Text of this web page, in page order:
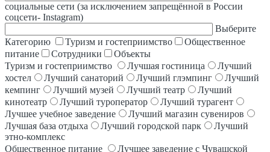
социальные сети (за исключением запрещённой в России
соцсети- Instagram)
Выберите
Категорию
Туризм и гостеприимство
Общественное
питание
Сотрудники
Объекты
Туризм и гостеприимство
Лучшая гостиница
Лучший
хостел
Лучший санаторий Лучший глэмпинг
Лучший
кемпинг
Лучший музей Лучший театр
Лучший
кинотеатр
Лучший туроператор
Лучший турагент
Лучшее учебное заведение
Лучший магазин сувениров
Лучшая база отдыха
Лучший городской парк
Лучший
этно-комплекс
Общественное питание
Лучшее заведение с Чувашской